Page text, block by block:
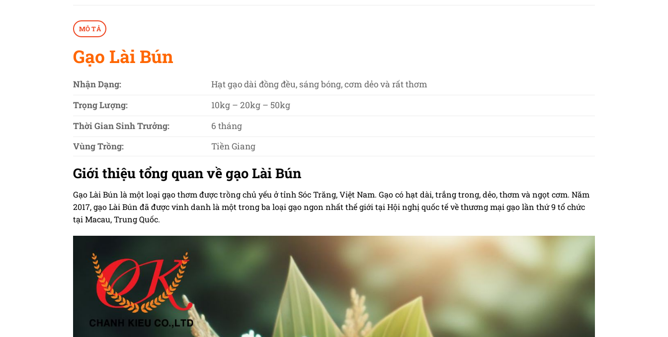
MÔ TẢ
Gạo Lài Bún
Nhận Dạng:
Hạt gạo dài đồng đều, sáng bóng, cơm dẻo và rất thơm
Trọng Lượng:
10kg – 20kg – 50kg
Thời Gian Sinh Trưởng:
6 tháng
Vùng Trồng:
Tiền Giang
Giới thiệu tổng quan về gạo Lài Bún
Gạo Lài Bún là một loại gạo thơm được trồng chủ yếu ở tỉnh Sóc Trăng, Việt Nam. Gạo có hạt dài, trắng trong, dẻo, thơm và ngọt cơm. Năm
2017, gạo Lài Bún đã được vinh danh là một trong ba loại gạo ngon nhất thế giới tại Hội nghị quốc tế về thương mại gạo lần thứ 9 tổ chức
tại Macau, Trung Quốc.